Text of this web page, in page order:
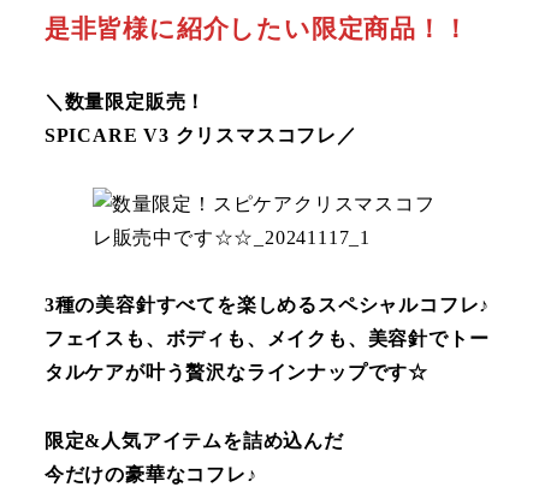
是非皆様に紹介したい限定商品！！
＼数量限定販売！
SPICARE V3 クリスマスコフレ／
3種の美容針すべてを楽しめるスペシャルコフレ♪
フェイスも、ボディも、メイクも、美容針でトー
タルケアが叶う贅沢なラインナップです☆
限定&人気アイテムを詰め込んだ
今だけの豪華なコフレ♪